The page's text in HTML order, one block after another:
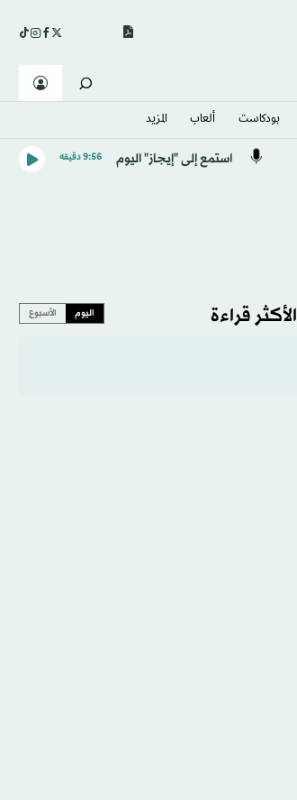
بودكاست ألعاب المزيد
استمع إلى "إيجاز" اليوم 9:56 دقيقه
الأكثر قراءة اليوم الأسبوع